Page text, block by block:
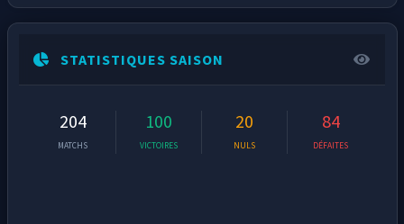
STATISTIQUES SAISON
204
MATCHS
100
VICTOIRES
20
NULS
84
DÉFAITES